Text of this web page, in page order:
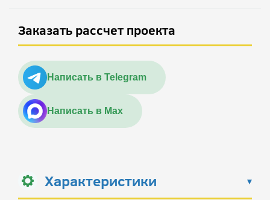
Заказать рассчет проекта
Написать в Telegram
Написать в Max
Характеристики